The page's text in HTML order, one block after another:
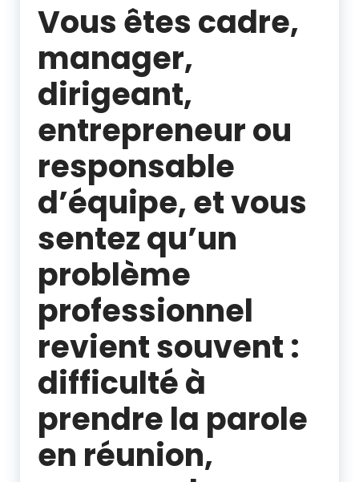
Vous êtes cadre,
manager,
dirigeant,
entrepreneur ou
responsable
d’équipe, et vous
sentez qu’un
problème
professionnel
revient souvent :
difficulté à
prendre la parole
en réunion,